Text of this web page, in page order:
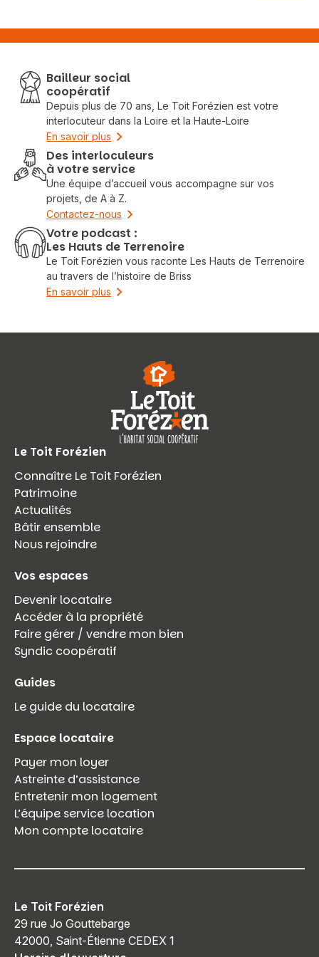
Bailleur social
coopératif
Depuis plus de 70 ans, Le Toit Forézien est votre
interlocuteur dans la Loire et la Haute-Loire
En savoir plus
Des interloculeurs
à votre service
Une équipe d’accueil vous accompagne sur vos
projets, de A à Z.
Contactez-nous
Votre podcast :
Les Hauts de Terrenoire
Le Toit Forézien vous raconte Les Hauts de Terrenoire
au travers de l’histoire de Briss
En savoir plus
Le Toit Forézien
Connaître Le Toit Forézien
Patrimoine
Actualités
Bâtir ensemble
Nous rejoindre
Vos espaces
Devenir locataire
Accéder à la propriété
Faire gérer / vendre mon bien
Syndic coopératif
Guides
Le guide du locataire
Espace locataire
Payer mon loyer
Astreinte d’assistance
Entretenir mon logement
L’équipe service location
Mon compte locataire
Le Toit Forézien
29 rue Jo Gouttebarge
42000, Saint-Étienne CEDEX 1